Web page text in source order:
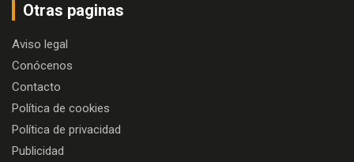
Otras paginas
Aviso legal
Conócenos
Contacto
Política de cookies
Política de privacidad
Publicidad